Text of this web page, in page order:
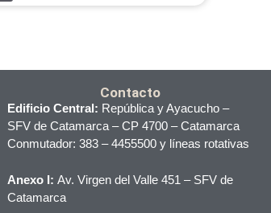
Contacto
Edificio Central: República y Ayacucho –
SFV de Catamarca – CP 4700 – Catamarca
Conmutador: 383 – 4455500 y líneas rotativas
Anexo I: Av. Virgen del Valle 451 – SFV de
Catamarca